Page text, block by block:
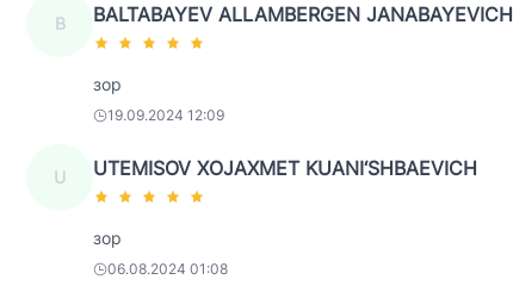
B BALTABAYEV ALLAMBERGEN JANABAYEVICH
зор
19.09.2024 12:09
U UTEMISOV XOJAXMET KUANI‘SHBAEVICH
зор
06.08.2024 01:08